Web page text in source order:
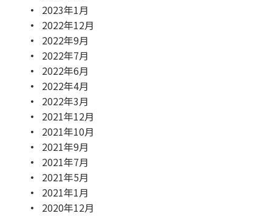
2023年1月
2022年12月
2022年9月
2022年7月
2022年6月
2022年4月
2022年3月
2021年12月
2021年10月
2021年9月
2021年7月
2021年5月
2021年1月
2020年12月